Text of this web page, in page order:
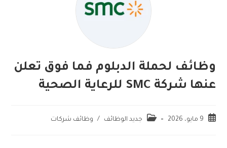
وظائف لحملة الدبلوم فما فوق تعلن
عنها شركة SMC للرعاية الصحية
9 مايو، 2026 جديد الوظائف / وظائف شركات